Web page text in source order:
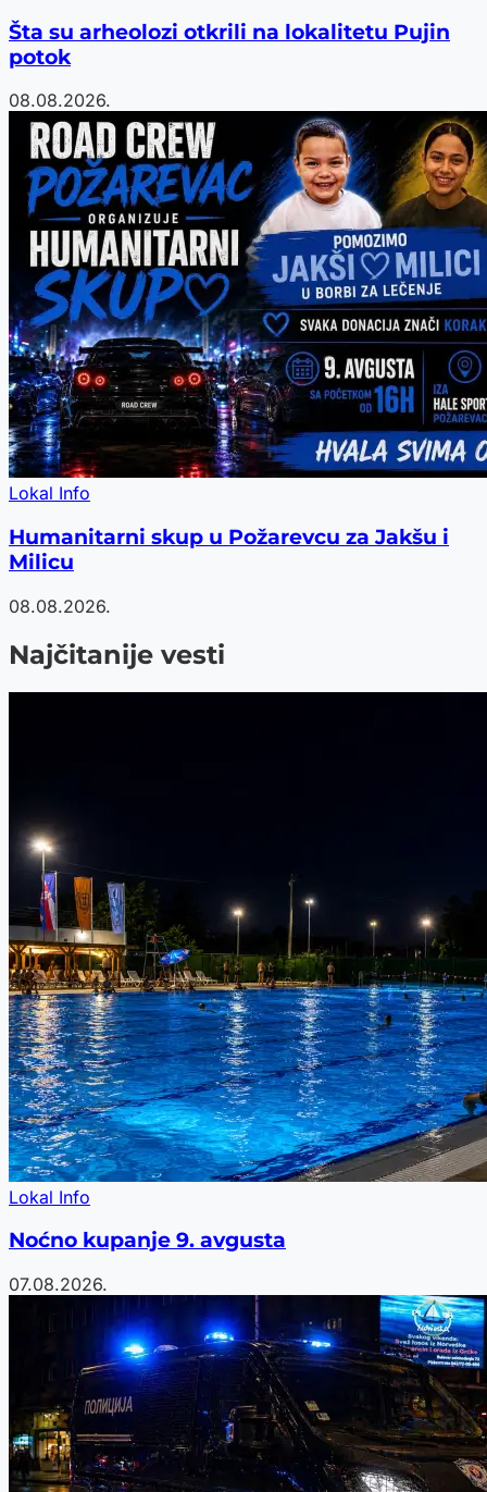
Šta su arheolozi otkrili na lokalitetu Pujin
potok
08.08.2026.
Lokal Info
Humanitarni skup u Požarevcu za Jakšu i
Milicu
08.08.2026.
Najčitanije vesti
Lokal Info
Noćno kupanje 9. avgusta
07.08.2026.